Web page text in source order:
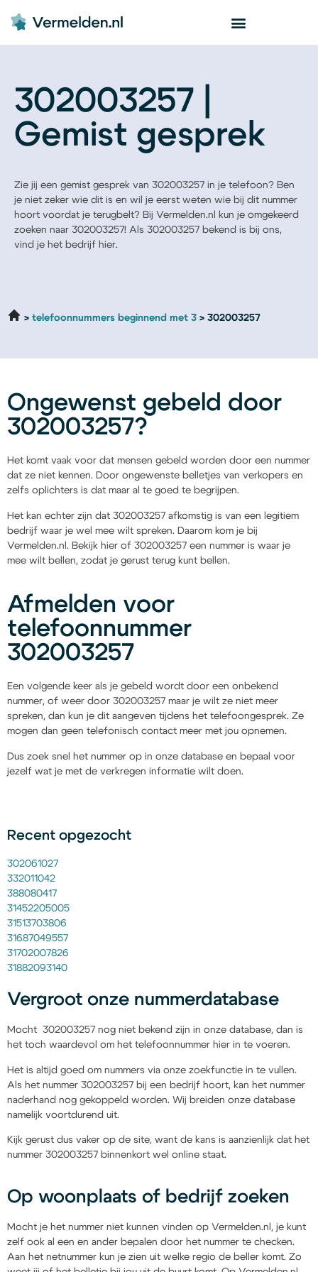
302003257 |
Gemist gesprek
Zie jij een gemist gesprek van 302003257 in je telefoon? Ben
je niet zeker wie dit is en wil je eerst weten wie bij dit nummer
hoort voordat je terugbelt? Bij Vermelden.nl kun je omgekeerd
zoeken naar 302003257! Als 302003257 bekend is bij ons,
vind je het bedrijf hier.
telefoonnummers beginnend met 3 302003257
Ongewenst gebeld door
302003257?
Het komt vaak voor dat mensen gebeld worden door een nummer
dat ze niet kennen. Door ongewenste belletjes van verkopers en
zelfs oplichters is dat maar al te goed te begrijpen.
Het kan echter zijn dat 302003257 afkomstig is van een legitiem
bedrijf waar je wel mee wilt spreken. Daarom kom je bij
Vermelden.nl. Bekijk hier of 302003257 een nummer is waar je
mee wilt bellen, zodat je gerust terug kunt bellen.
Afmelden voor
telefoonnummer
302003257
Een volgende keer als je gebeld wordt door een onbekend
nummer, of weer door 302003257 maar je wilt ze niet meer
spreken, dan kun je dit aangeven tijdens het telefoongesprek. Ze
mogen dan geen telefonisch contact meer met jou opnemen.
Dus zoek snel het nummer op in onze database en bepaal voor
jezelf wat je met de verkregen informatie wilt doen.
Recent opgezocht
302061027
332011042
388080417
31452205005
31513703806
31687049557
31702007826
31882093140
Vergroot onze nummerdatabase
Mocht 302003257 nog niet bekend zijn in onze database, dan is
het toch waardevol om het telefoonnummer hier in te voeren.
Het is altijd goed om nummers via onze zoekfunctie in te vullen.
Als het nummer 302003257 bij een bedrijf hoort, kan het nummer
naderhand nog gekoppeld worden. Wij breiden onze database
namelijk voortdurend uit.
Kijk gerust dus vaker op de site, want de kans is aanzienlijk dat het
nummer 302003257 binnenkort wel online staat.
Op woonplaats of bedrijf zoeken
Mocht je het nummer niet kunnen vinden op Vermelden.nl, je kunt
zelf ook al een en ander bepalen door het nummer te checken.
Aan het netnummer kun je zien uit welke regio de beller komt. Zo